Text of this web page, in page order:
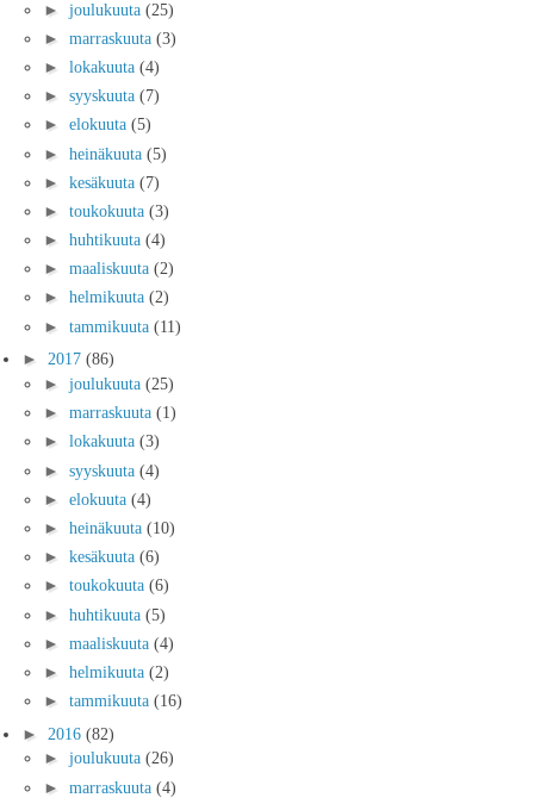
► joulukuuta (25)
► marraskuuta (3)
► lokakuuta (4)
► syyskuuta (7)
► elokuuta (5)
► heinäkuuta (5)
► kesäkuuta (7)
► toukokuuta (3)
► huhtikuuta (4)
► maaliskuuta (2)
► helmikuuta (2)
► tammikuuta (11)
► 2017 (86)
► joulukuuta (25)
► marraskuuta (1)
► lokakuuta (3)
► syyskuuta (4)
► elokuuta (4)
► heinäkuuta (10)
► kesäkuuta (6)
► toukokuuta (6)
► huhtikuuta (5)
► maaliskuuta (4)
► helmikuuta (2)
► tammikuuta (16)
► 2016 (82)
► joulukuuta (26)
► marraskuuta (4)